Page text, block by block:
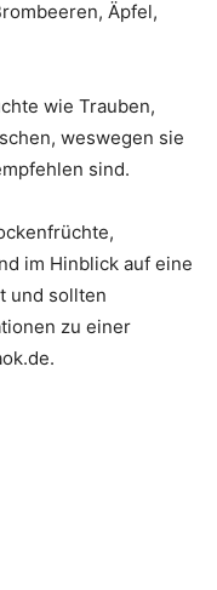
Äpfel,
wie Trauben,
weswegen sie
sind.
im Hinblick auf eine
und sollten
zu einer